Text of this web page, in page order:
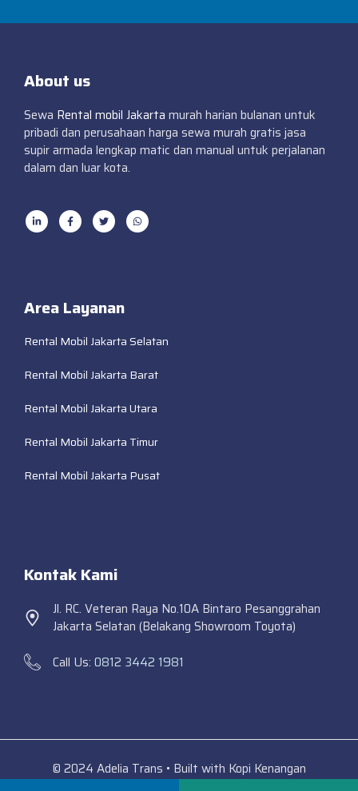
About us
Sewa Rental mobil Jakarta murah harian bulanan untuk
pribadi dan perusahaan harga sewa murah gratis jasa
supir armada lengkap matic dan manual untuk perjalanan
dalam dan luar kota.
Area Layanan
Rental Mobil Jakarta Selatan
Rental Mobil Jakarta Barat
Rental Mobil Jakarta Utara
Rental Mobil Jakarta Timur
Rental Mobil Jakarta Pusat
Kontak Kami
Jl. RC. Veteran Raya No.10A Bintaro Pesanggrahan
Jakarta Selatan (Belakang Showroom Toyota)
Call Us: 0812 3442 1981
© 2024 Adelia Trans • Built with Kopi Kenangan